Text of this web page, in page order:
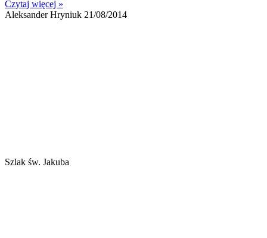
Czytaj więcej »
Aleksander Hryniuk 21/08/2014
Szlak św. Jakuba